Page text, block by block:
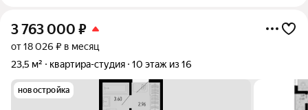
3 763 000 ₽
от 18 026 ₽ в месяц
23,5 м²
квартира-студия 10 этаж из 16
новостройка